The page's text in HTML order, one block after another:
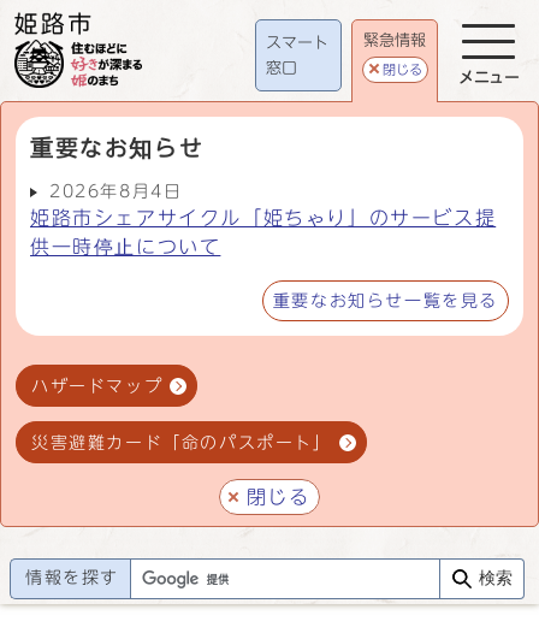
スマート
窓口
緊急情報
閉じる
重要なお知らせ
2026年8月4日
姫路市シェアサイクル「姫ちゃり」のサービス提
供一時停止について
重要なお知らせ一覧を見る
ハザードマップ
災害避難カード「命のパスポート」
閉じる
メニュー
情報を探す 検索